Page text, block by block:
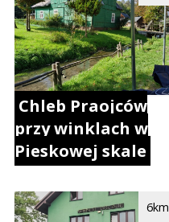
Chleb Praojców
przy winklach w
Pieskowej skale
6km